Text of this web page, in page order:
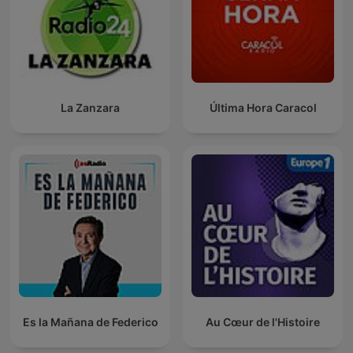
La Zanzara Última Hora Caracol
Es la Mañana de Federico Au Cœur de l'Histoire